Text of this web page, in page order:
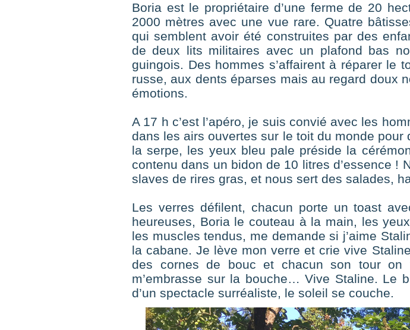
Boria est le propriétaire d’une ferme de 20
2000 mètres avec une vue rare. Quatre
qui semblent avoir été construites par des
de deux lits militaires avec un plafond bas
guingois. Des hommes s’affairent à réparer le
russe, aux dents éparses mais au regard doux
émotions.
A 17 h c’est l’apéro, je suis convié avec les
dans les airs ouvertes sur le toit du monde
la serpe, les yeux bleu pale préside la
contenu dans un bidon de 10 litres d’essence !
slaves de rires gras, et nous sert des salades,
Les verres défilent, chacun porte un toast
heureuses, Boria le couteau à la main, les
les muscles tendus, me demande si j’aime
la cabane. Je lève mon verre et crie vive
des cornes de bouc et chacun son tour on
m’embrasse sur la bouche… Vive Staline. Le
d’un spectacle surréaliste, le soleil se couche.